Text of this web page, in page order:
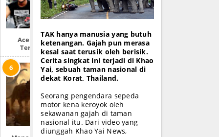
Aceh (Jangan)
Tertipu Lagi
TAK hanya manusia yang butuh
ketenangan. Gajah pun merasa
kesal saat terusik oleh berisik.
Cerita singkat ini terjadi di Khao
Yai, sebuah taman nasional di
dekat Korat, Thailand.
Seorang pengendara sepeda
motor kena keroyok oleh
sekawanan gajah di taman
nasional itu. Dari video yang
diunggah Khao Yai News,